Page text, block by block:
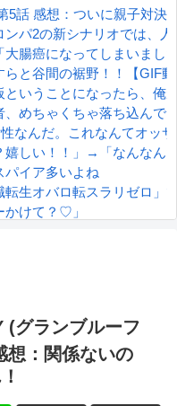
話 感想：ついに親子対決
ンパ2の新シナリオでは、
大腸癌になってしまいま
と谷間の裾野！！【GIF
ということになったら、
、めちゃくちゃ落ち込ん
性なんだ。これなんてオッ
嬉しい！！」→「なんな
パイア多いよね
転生オバロ転スラリゼロ」
かけて？♡」
てｗｗｗｗｗ
動乱 第33話の感想
ら何処がいいか問題！
(グランブルーフ
想：関係ないの